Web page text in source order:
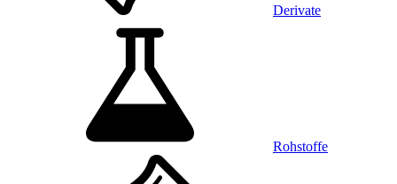
Derivate
Rohstoffe